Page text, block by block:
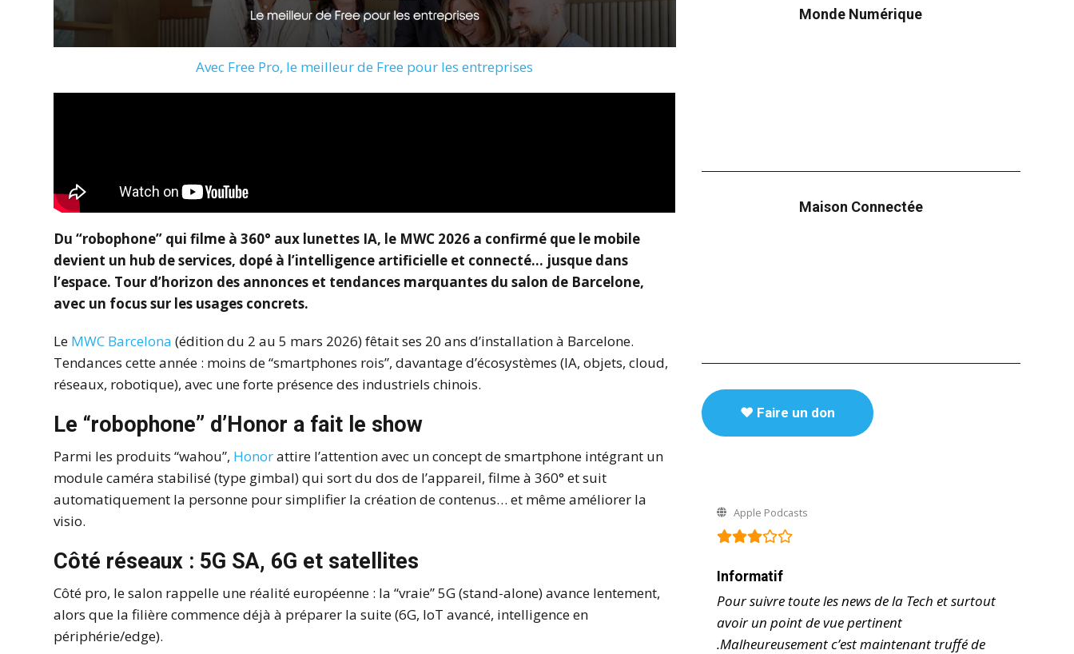
Avec Free Pro, le meilleur de Free pour les entreprises
Du “robophone” qui filme à 360° aux lunettes IA, le MWC 2026 a confirmé que le mobile
devient un hub de services, dopé à l’intelligence artificielle et connecté… jusque dans
l’espace. Tour d’horizon des annonces et tendances marquantes du salon de Barcelone,
avec un focus sur les usages concrets.
Le MWC Barcelona (édition du 2 au 5 mars 2026) fêtait ses 20 ans d’installation à Barcelone.
Tendances cette année : moins de “smartphones rois”, davantage d’écosystèmes (IA, objets, cloud,
réseaux, robotique), avec une forte présence des industriels chinois.
Le “robophone” d’Honor a fait le show
Parmi les produits “wahou”, Honorattire l’attention avec un concept de smartphone intégrant un
module caméra stabilisé (type gimbal) qui sort du dos de l’appareil, filme à 360° et suit
automatiquement la personne pour simplifier la création de contenus… et même améliorer la
visio.
Côté réseaux : 5G SA, 6G et satellites
Côté pro, le salon rappelle une réalité européenne : la “vraie” 5G (stand-alone) avance lentement,
alors que la filière commence déjà à préparer la suite (6G, IoT avancé, intelligence en
périphérie/edge).
Monde Numérique
Maison Connectée
♥️ Faire un don
Apple Podcasts
Informatif
Pour suivre toute les news de la Tech et surtout
avoir un point de vue pertinent
.Malheureusement c’est maintenant truffé de